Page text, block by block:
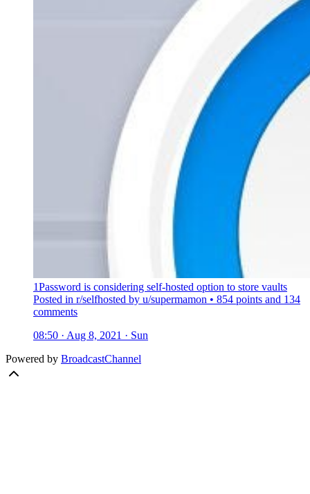
1Password is considering self-hosted option to store vaults
Posted in r/selfhosted by u/supermamon • 854 points and 134
comments
08:50 · Aug 8, 2021 · Sun
Powered by BroadcastChannel